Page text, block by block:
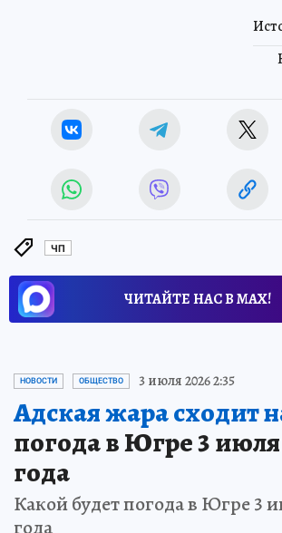
ЧП
ЧИТАЙТЕ НАС В МАХ!
НОВОСТИ ОБЩЕСТВО 3 июля 2026 2:35
Адская жара сходит
погода в Югре 3 июля
года
Какой будет погода в Югре 3